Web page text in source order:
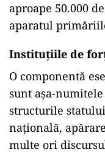
aproape 50.000
aparatul
Instituțiile de
O componentă
sunt aşa-numitele
structurile
națională,
multe ori